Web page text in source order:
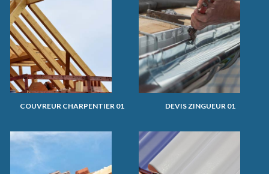
COUVREUR CHARPENTIER 01 DEVIS ZINGUEUR 01